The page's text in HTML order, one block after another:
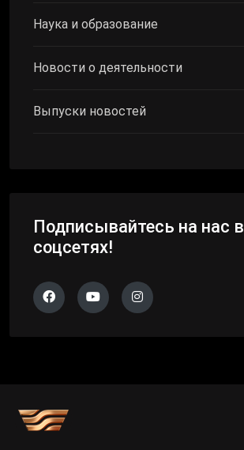
Наука и образование
Новости о деятельности
Выпуски новостей
Подписывайтесь на нас в
соцсетях!